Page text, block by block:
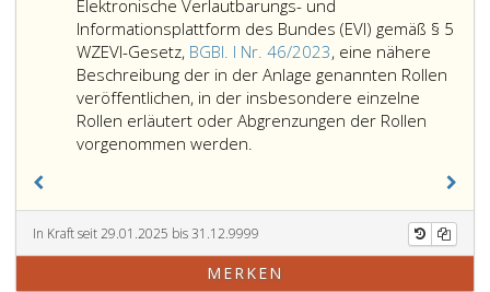
von
Gesundheitsdaten
und
genetischen
Daten
(Artikel
4,
und
13
DSGVO)
haben
Elektronische Verlautbarungs- und
Informationsplattform des Bundes (EVI) gemäß § 5
WZEVI-Gesetz, BGBl. I Nr. 46/2023, eine nähere
Beschreibung der in der Anlage genannten Rollen
veröffentlichen, in der insbesondere einzelne
Rollen erläutert oder Abgrenzungen der Rollen
vorgenommen werden.
Gesundheitswesen
zuständige
Bundesminister
oder
In Kraft seit 29.01.2025 bis 31.12.9999
MERKEN